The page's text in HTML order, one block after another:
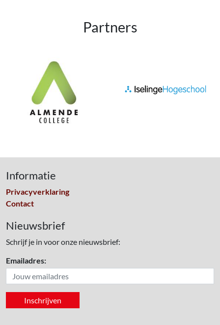
Partners
Informatie
Privacyverklaring
Contact
Nieuwsbrief
Schrijf je in voor onze nieuwsbrief:
Emailadres: